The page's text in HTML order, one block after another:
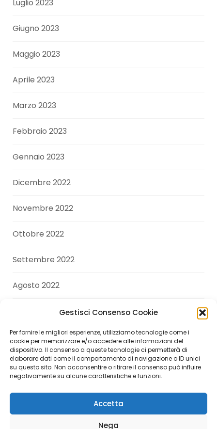
Gestisci Consenso Cookie
Per fornire le migliori esperienze, utilizziamo tecnologie come i
cookie per memorizzare e/o accedere alle informazioni del
dispositivo. Il consenso a queste tecnologie ci permetterà di
elaborare dati come il comportamento di navigazione o ID unici
su questo sito. Non acconsentire o ritirare il consenso può influire
negativamente su alcune caratteristiche e funzioni.
Accetta
Nega
Luglio 2023
Giugno 2023
Maggio 2023
Aprile 2023
Marzo 2023
Febbraio 2023
Gennaio 2023
Dicembre 2022
Novembre 2022
Ottobre 2022
Settembre 2022
Agosto 2022
Giugno 2022
Aprile 2022
Copyright © 2026 Andrea Di Giuseppe. All Rights